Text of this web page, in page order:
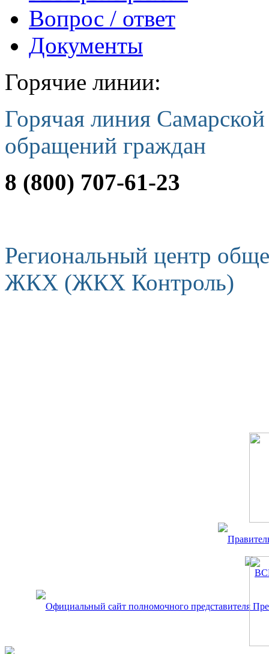
Вопрос / ответ
Документы
Горячие линии:
Горячая линия
обращений граждан
8 (800) 707-61-23
Региональный центр
ЖКХ (ЖКХ Контроль)